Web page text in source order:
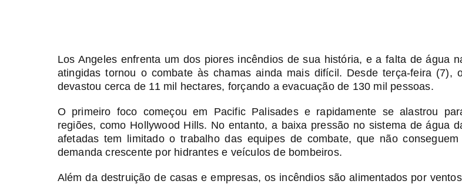
Los Angeles enfrenta um dos piores incêndios de sua história, e a falta de água
atingidas tornou o combate às chamas ainda mais difícil. Desde terça-feira (7),
devastou cerca de 11 mil hectares, forçando a evacuação de 130 mil pessoas.
O primeiro foco começou em Pacific Palisades e rapidamente se alastrou
regiões, como Hollywood Hills. No entanto, a baixa pressão no sistema de água
afetadas tem limitado o trabalho das equipes de combate, que não
demanda crescente por hidrantes e veículos de bombeiros.
Além da destruição de casas e empresas, os incêndios são alimentados por